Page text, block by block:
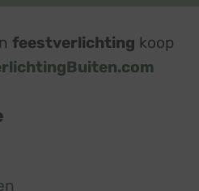
feestverlichting koop